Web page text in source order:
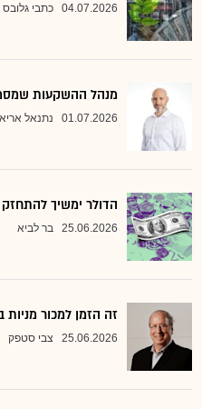
04.07.2026 כתבי גלובס
מנהל ההשקעות שמסמן 2 סקטורים בעייתיים ואחד ש"חייבים
01.07.2026 נתנאל
הדולר ימשיך
25.06.2026 בר לביא
זה הזמן למכור
25.06.2026 צבי סטפק